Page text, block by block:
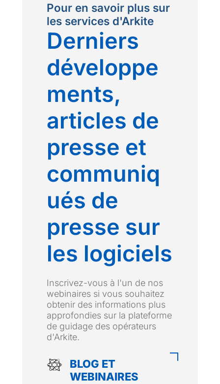
Pour en savoir plus sur
les services d'Arkite
Derniers
développe
ments,
articles de
presse et
communiq
ués de
presse sur
les logiciels
Inscrivez-vous à l'un de nos
webinaires si vous souhaitez
obtenir des informations plus
approfondies sur la plateforme
de guidage des opérateurs
d'Arkite.
BLOG ET
WEBINAIRES